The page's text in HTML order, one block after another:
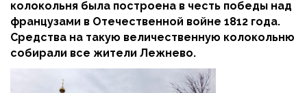
колокольня была построена в честь победы над
французами в Отечественной войне 1812 года.
Средства на такую величественную колокольню
собирали все жители Лежнево.